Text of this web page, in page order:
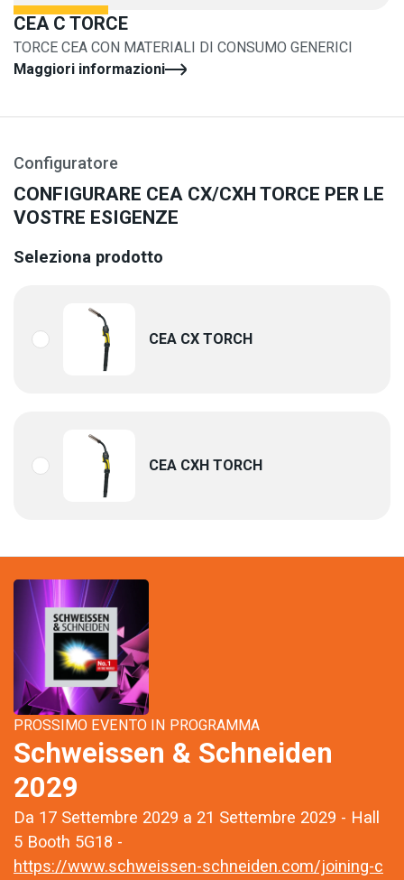
CEA C TORCE
TORCE CEA CON MATERIALI DI CONSUMO GENERICI
Maggiori informazioni
Configuratore
CONFIGURARE CEA CX/CXH TORCE PER LE
VOSTRE ESIGENZE
Seleziona prodotto
CEA CX TORCH
CEA CXH TORCH
PROSSIMO EVENTO IN PROGRAMMA
Schweissen & Schneiden
2029
Da 17 Settembre 2029 a 21 Settembre 2029 - Hall
5 Booth 5G18 -
https://www.schweissen-schneiden.com/joining-c